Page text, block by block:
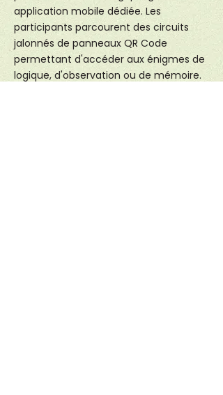
application mobile dédiée. Les
participants parcourent des circuits
jalonnés de panneaux QR Code
permettant d'accéder aux énigmes de
logique, d'observation ou de mémoire.